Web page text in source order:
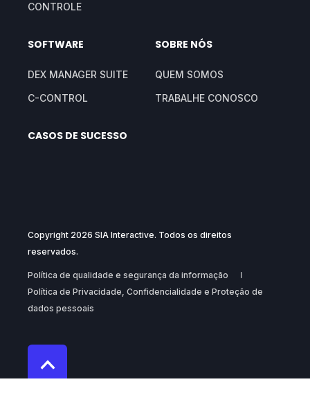
CONTROLE
SOFTWARE
DEX MANAGER SUITE
C-CONTROL
SOBRE NÓS
QUEM SOMOS
TRABALHE CONOSCO
CASOS DE SUCESSO
Copyright 2026 SIA Interactive. Todos os direitos
reservados.
Política de qualidade e segurança da informação
Política de Privacidade, Confidencialidade e Proteção de
dados pessoais